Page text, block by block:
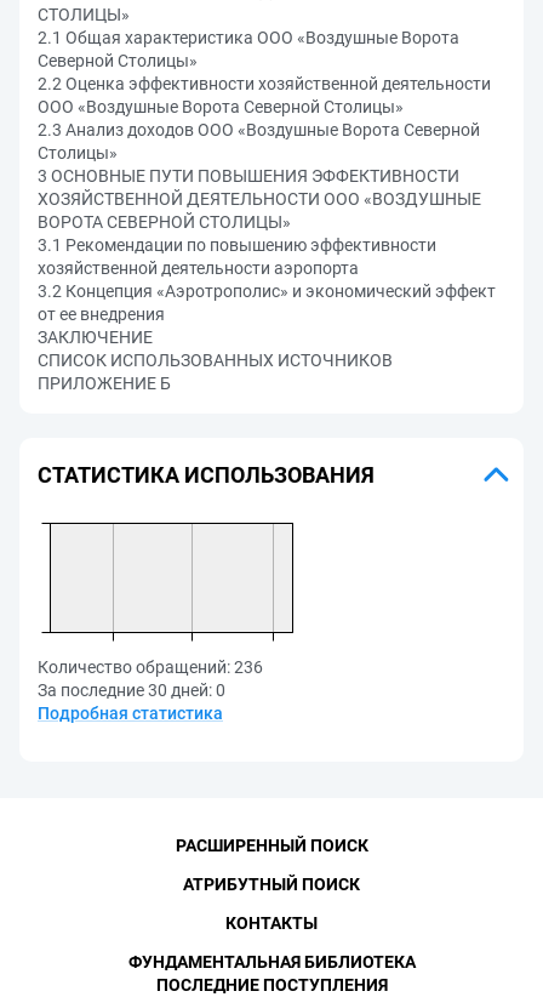
СТОЛИЦЫ»
2.1 Общая характеристика ООО «Воздушные Ворота
Северной Столицы»
2.2 Оценка эффективности хозяйственной деятельности
ООО «Воздушные Ворота Северной Столицы»
2.3 Анализ доходов ООО «Воздушные Ворота Северной
Столицы»
3 ОСНОВНЫЕ ПУТИ ПОВЫШЕНИЯ ЭФФЕКТИВНОСТИ
ХОЗЯЙСТВЕННОЙ ДЕЯТЕЛЬНОСТИ ООО «ВОЗДУШНЫЕ
ВОРОТА СЕВЕРНОЙ СТОЛИЦЫ»
3.1 Рекомендации по повышению эффективности
хозяйственной деятельности аэропорта
3.2 Концепция «Аэротрополис» и экономический эффект
от ее внедрения
ЗАКЛЮЧЕНИЕ
СПИСОК ИСПОЛЬЗОВАННЫХ ИСТОЧНИКОВ
ПРИЛОЖЕНИЕ Б
СТАТИСТИКА ИСПОЛЬЗОВАНИЯ
Количество обращений:236
За последние 30 дней:0
Подробная статистика
РАСШИРЕННЫЙ ПОИСК
АТРИБУТНЫЙ ПОИСК
КОНТАКТЫ
ФУНДАМЕНТАЛЬНАЯ БИБЛИОТЕКА
ПОСЛЕДНИЕ ПОСТУПЛЕНИЯ